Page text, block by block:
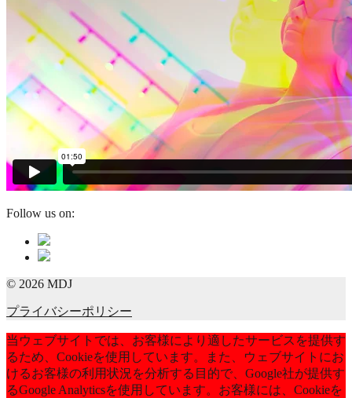
Follow us on:
© 2026 MDJ
プライバシーポリシー
当ウェブサイトでは、お客様により適したサービスを提供す
るため、Cookieを使用しています。また、ウェブサイトにお
けるお客様の利用状況を分析する目的で、Google社が提供す
るGoogle Analyticsを使用しています。お客様には、Cookieを